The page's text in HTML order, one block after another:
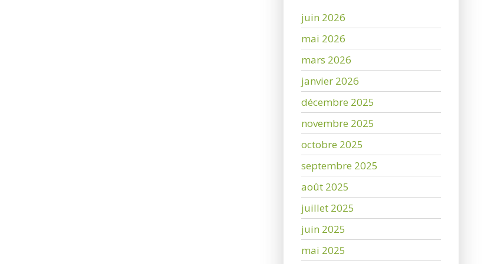
juin 2026
mai 2026
mars 2026
janvier 2026
décembre 2025
novembre 2025
octobre 2025
septembre 2025
août 2025
juillet 2025
juin 2025
mai 2025